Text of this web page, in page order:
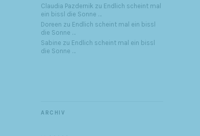
Claudia Pazdernik zu Endlich scheint mal
ein bissl die Sonne …
Doreen zu Endlich scheint mal ein bissl
die Sonne …
Sabine zu Endlich scheint mal ein bissl
die Sonne …
ARCHIV